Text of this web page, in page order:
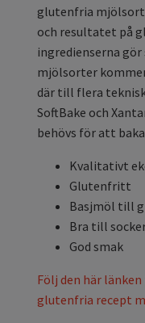
glutenfria
och resultatet på
ingredienserna gör
mjölsorter
där till flera
SoftBake och
behövs för att
Kvalitativt
Glutenfritt
Basjmöl till
Bra till
God smak
Följ den här
glutenfria recept